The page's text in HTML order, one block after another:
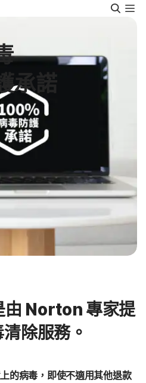
搜
尋
承諾
由 Norton 專家提
除服務。
的病毒，即使不適用其他退款